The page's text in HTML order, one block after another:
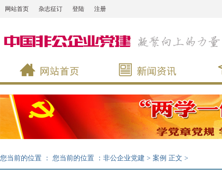
网站首页 杂志征订 登陆 注册
您当前的位置 ： 您当前的位置 ： 非公企业党建 > 案例 正文 >